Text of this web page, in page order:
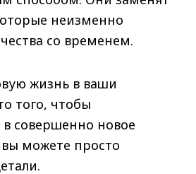
неизменно
со временем.
жизнь в ваши
того, чтобы
в совершенно новое
можете просто